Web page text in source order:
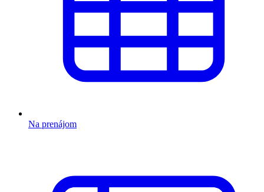
Na prenájom